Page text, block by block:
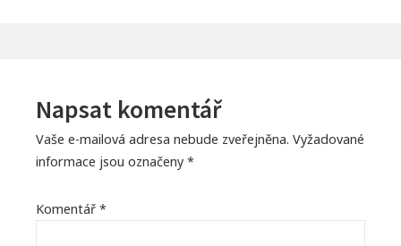
Napsat komentář
Vaše e-mailová adresa nebude zveřejněna. Vyžadované
informace jsou označeny *
Komentář *